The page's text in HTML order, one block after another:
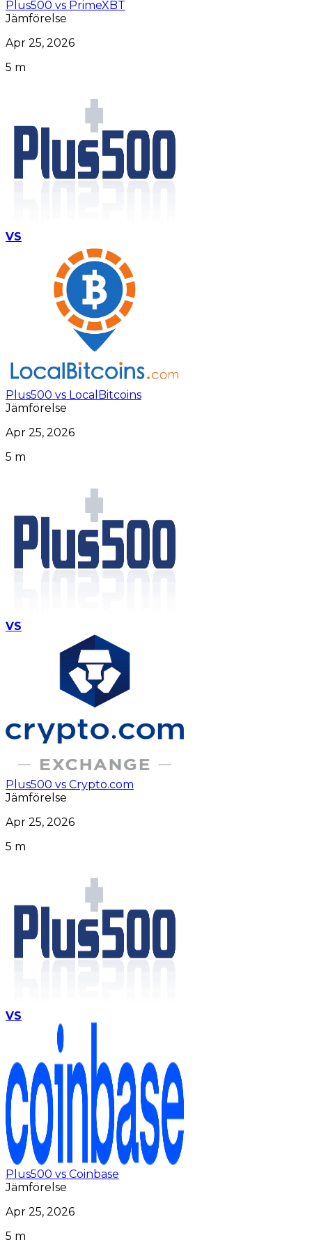
Plus500 vs PrimeXBT
Jämförelse
Apr 25, 2026
5 m
VS
Plus500 vs LocalBitcoins
Jämförelse
Apr 25, 2026
5 m
VS
Plus500 vs Crypto.com
Jämförelse
Apr 25, 2026
5 m
VS
Plus500 vs Coinbase
Jämförelse
Apr 25, 2026
5 m